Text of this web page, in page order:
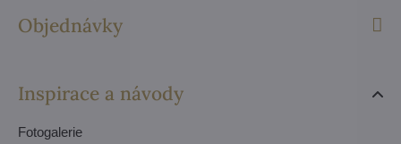
Objednávky
Inspirace a návody
Fotogalerie